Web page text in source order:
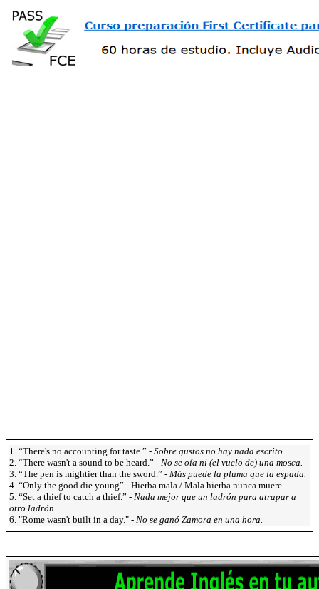
1. “There's no accounting for taste.” - Sobre gustos no hay nada escrito.
2. “There wasn't a sound to be heard.” - No se oía ni (el vuelo de) una mosca.
3. “The pen is mightier than the sword.” - Más puede la pluma que la espada.
4. “Only the good die young” - Hierba mala / Mala hierba nunca muere.
5. “Set a thief to catch a thief.” - Nada mejor que un ladrón para atrapar a
otro ladrón.
6. "Rome wasn't built in a day." - No se ganó Zamora en una hora.